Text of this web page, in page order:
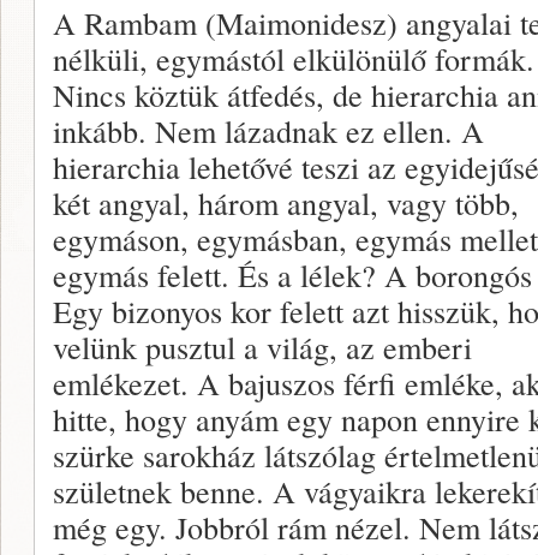
A Rambam (Maimonidesz) angyalai
nélküli, egymástól elkülönülő formák.
Nincs köztük átfedés, de hierarchia
inkább. Nem lázadnak ez ellen. A
hierarchia lehetővé teszi az
két angyal, három angyal, vagy több,
egymáson, egymásban, egymás
egymás felett. És a lélek? A
Egy bizonyos kor felett azt hisszük,
velünk pusztul a világ, az emberi
emlékezet. A bajuszos férfi emléke,
hitte, hogy anyám egy napon
szürke sarokház látszólag
születnek benne. A vágyaikra
még egy. Jobbról rám nézel. Nem